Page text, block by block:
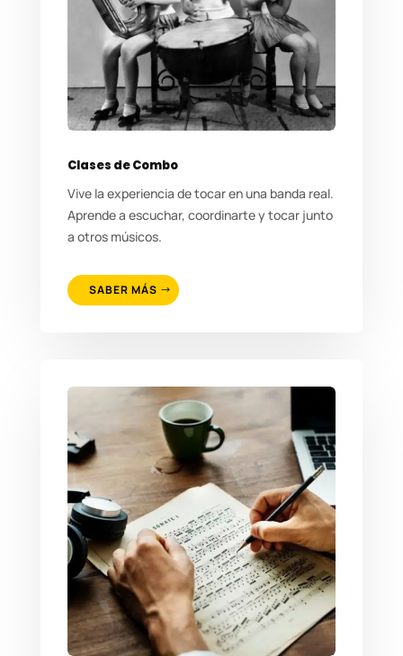
Clases de Combo
Vive la experiencia de tocar en una banda real.
Aprende a escuchar, coordinarte y tocar junto
a otros músicos.
SABER MÁS